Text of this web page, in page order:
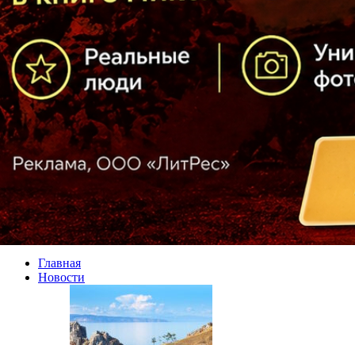
Главная
Новости